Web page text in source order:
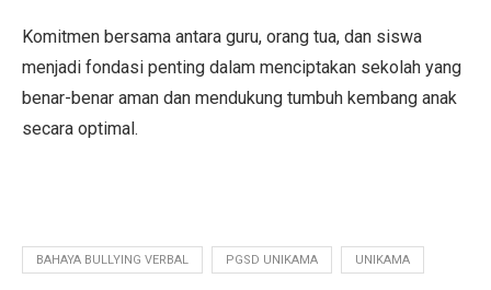
Komitmen bersama antara guru, orang tua, dan siswa
menjadi fondasi penting dalam menciptakan sekolah yang
benar-benar aman dan mendukung tumbuh kembang anak
secara optimal.
BAHAYA BULLYING VERBAL PGSD UNIKAMA UNIKAMA